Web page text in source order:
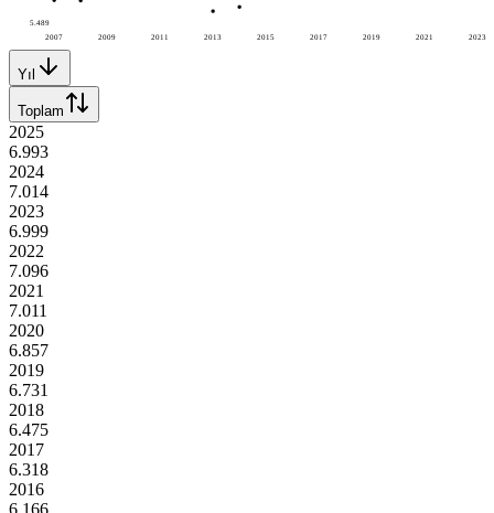
2007 2009 2011 2013 2015 2017 2019 2021 2023
5.489
Yıl
Toplam
2025
6.993
2024
7.014
2023
6.999
2022
7.096
2021
7.011
2020
6.857
2019
6.731
2018
6.475
2017
6.318
2016
6.166